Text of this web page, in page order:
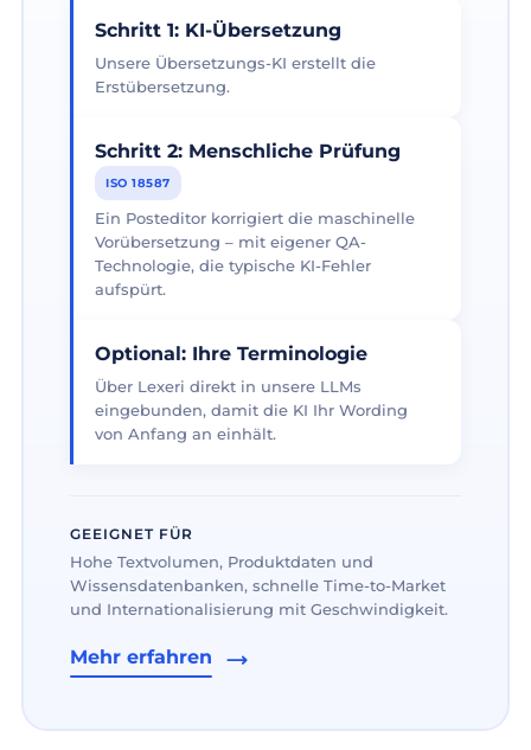
Schritt 1: KI-Übersetzung
Unsere Übersetzungs-KI erstellt die
Erstübersetzung.
Schritt 2: Menschliche Prüfung
ISO 18587
Ein Posteditor korrigiert die maschinelle
Vorübersetzung – mit eigener QA-
Technologie, die typische KI-Fehler
aufspürt.
Optional: Ihre Terminologie
Über Lexeri direkt in unsere LLMs
eingebunden, damit die KI Ihr Wording
von Anfang an einhält.
GEEIGNET FÜR
Hohe Textvolumen, Produktdaten und
Wissensdatenbanken, schnelle Time-to-Market
und Internationalisierung mit Geschwindigkeit.
Mehr erfahren